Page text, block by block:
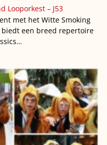
Looporkest – J53
met het Witte Smoking
biedt een breed repertoire